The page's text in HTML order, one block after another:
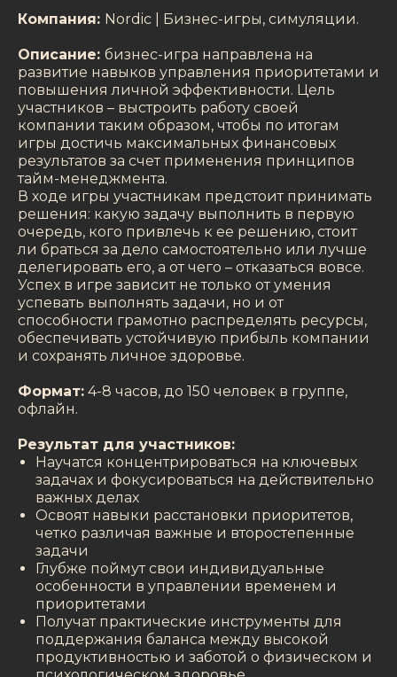
Компания: Nordic | Бизнес-игры, cимуляции.
Описание: бизнес-игра направлена на
развитие навыков управления приоритетами и
повышения личной эффективности. Цель
участников – выстроить работу своей
компании таким образом, чтобы по итогам
игры достичь максимальных финансовых
результатов за счет применения принципов
тайм-менеджмента.
В ходе игры участникам предстоит принимать
решения: какую задачу выполнить в первую
очередь, кого привлечь к ее решению, стоит
ли браться за дело самостоятельно или лучше
делегировать его, а от чего – отказаться вовсе.
Успех в игре зависит не только от умения
успевать выполнять задачи, но и от
способности грамотно распределять ресурсы,
обеспечивать устойчивую прибыль компании
и сохранять личное здоровье.
Формат: 4-8 часов, до 150 человек в группе,
офлайн.
Результат для участников:
Научатся концентрироваться на ключевых
задачах и фокусироваться на действительно
важных делах
Освоят навыки расстановки приоритетов,
четко различая важные и второстепенные
задачи
Глубже поймут свои индивидуальные
особенности в управлении временем и
приоритетами
Получат практические инструменты для
поддержания баланса между высокой
продуктивностью и заботой о физическом и